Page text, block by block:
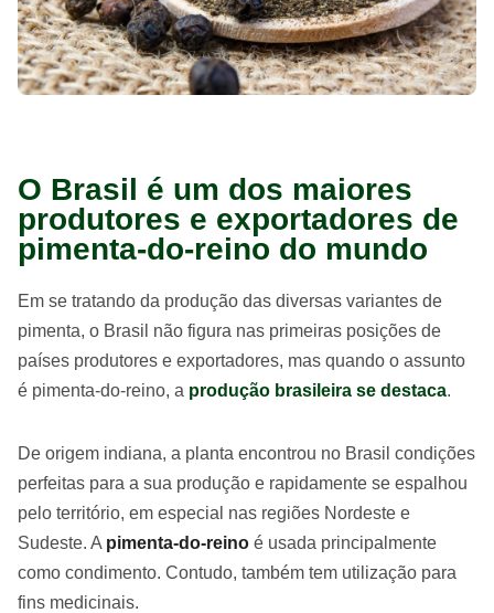
O Brasil é um dos maiores
produtores e exportadores de
pimenta-do-reino do mundo
Em se tratando da produção das diversas variantes de
pimenta, o Brasil não figura nas primeiras posições de
países produtores e exportadores, mas quando o assunto
é pimenta-do-reino, a produção brasileira se destaca.
De origem indiana, a planta encontrou no Brasil condições
perfeitas para a sua produção e rapidamente se espalhou
pelo território, em especial nas regiões Nordeste e
Sudeste. A pimenta-do-reino é usada principalmente
como condimento. Contudo, também tem utilização para
fins medicinais.